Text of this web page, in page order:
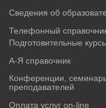
Сведения об
Телефонный
Подготовительные
А-Я справочник
Конференции,
преподавателей
Оплата услуг on-line